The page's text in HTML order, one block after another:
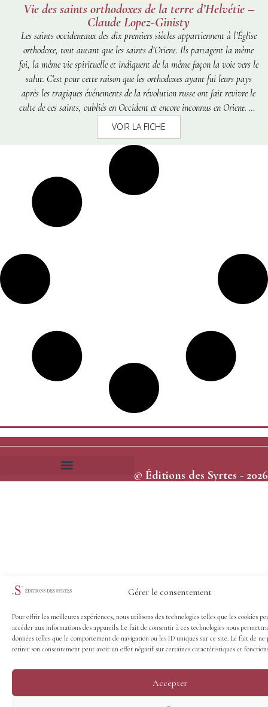
Gérer le consentement
Pour offrir les meilleures expériences, nous utilisons des technologies telles que les cookies
accéder aux informations des appareils. Le fait de consentir à ces technologies nous
données telles que le comportement de navigation ou les ID uniques sur ce site. Le fait de ne
retirer son consentement peut avoir un effet négatif sur certaines caractéristiques et
Accepter
Vie des saints orthodoxes de la terre d’Helvétie –
Claude Lopez-Ginisty
Les saints occidentaux des dix premiers siècles appartiennent à l’Église
orthodoxe, tout autant que les saints d’Orient. Ils partagent la même
foi, la même vie spirituelle et indiquent de la même façon la voie vers le
salut. C’est pour cette raison que les orthodoxes ayant fui leurs pays
après les tragiques événements de la révolution russe ont fait revivre le
culte de ces saints, oubliés en Occident et encore inconnus en Orient. La
liste des saints orthodoxes locaux qui devaient être célébrés par l’Église
a été décidée lors d’une assemblée des évêques en Europe occidentale
présidée par l’archevêque Jean (futur saint Jean de Changhaï et de San
Francisco), les 16-17 septembre 1952 à Genève. Parmi eux se trouvaient
déjà quelques saints de la terre d’Helvétie : saint Colomban, saint Gall,
saint Fridolin, et sainte Clotilde. Le choix des saints orthodoxes qui
figurent dans ce recueil n’est pas arbitraire. En principe, ne sont
considérés comme orthodoxes que les saints qui, non seulement ont vécu
foi orthodoxe et n’adhèrent à aucune doctrine étrangère à la foi des
Pères. L’Église orthodoxe russe ayant incorporé dans son sanctoral les
saints helvètes antérieurs au schisme, et leur ayant dédié un office
liturgique et une fête annuelle, cet ouvrage permet de mieux les
commençant par celui de septembre, début de l’année liturgique.
VOIR LA FICHE
© Éditions des Syrtes - 2026